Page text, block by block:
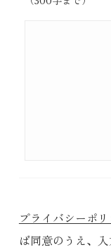
プライバシーポ
ば同意のうえ、